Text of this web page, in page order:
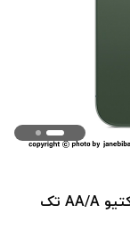
گوشی موبایل اپل مدل آیفون 13 پرو نات اکتیو AA/A تک